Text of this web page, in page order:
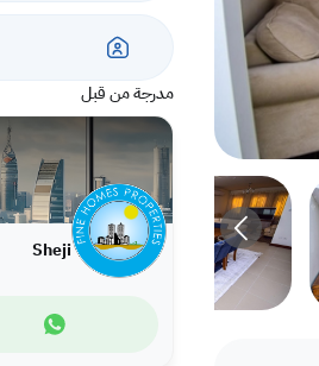
مدرجة من قبل
Sheji